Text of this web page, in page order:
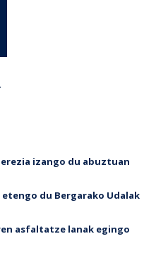
izango du abuztuan
du Bergarako Udalak
asfaltatze lanak egingo